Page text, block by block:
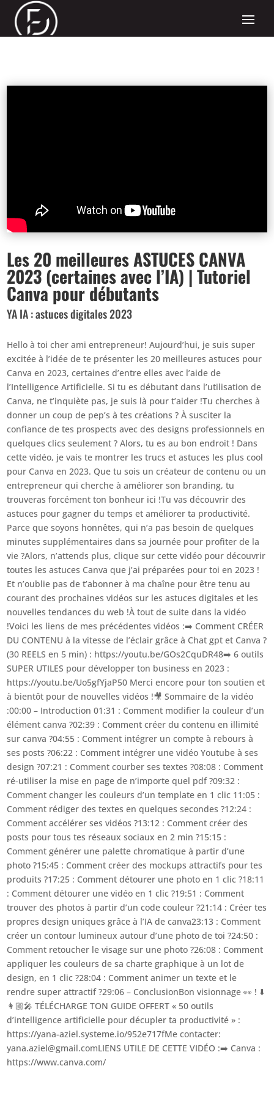
Les 20 meilleures ASTUCES CANVA
2023 (certaines avec l’IA) | Tutoriel
Canva pour débutants
YA IA : astuces digitales 2023
Hello à toi cher ami entrepreneur! Aujourd’hui, je suis super
excitée à l’idée de te présenter les 20 meilleures astuces pour
Canva en 2023, certaines d’entre elles avec l’aide de
l’Intelligence Artificielle. Si tu es débutant dans l’utilisation de
Canva, ne t’inquiète pas, je suis là pour t’aider !Tu cherches à
donner un coup de pep’s à tes créations ? À susciter la
confiance de tes prospects avec des designs professionnels en
quelques clics seulement ? Alors, tu es au bon endroit ! Dans
cette vidéo, je vais te montrer les trucs et astuces les plus cool
pour Canva en 2023. Que tu sois un créateur de contenu ou un
entrepreneur qui cherche à améliorer son branding, tu
trouveras forcément ton bonheur ici !Tu vas découvrir des
astuces pour gagner du temps et améliorer ta productivité.
Parce que soyons honnêtes, qui n’a pas besoin de quelques
minutes supplémentaires dans sa journée pour profiter de la
vie ?Alors, n’attends plus, clique sur cette vidéo pour découvrir
toutes les astuces Canva que j’ai préparées pour toi en 2023 !
Et n’oublie pas de t’abonner à ma chaîne pour être tenu au
courant des prochaines vidéos sur les astuces digitales et les
nouvelles tendances du web !À tout de suite dans la vidéo
!Voici les liens de mes précédentes vidéos :➡️ Comment CRÉER
DU CONTENU à la vitesse de l’éclair grâce à Chat gpt et Canva ?
(30 REELS en 5 min) : https://youtu.be/GOs2CquDR48➡️ 6 outils
SUPER UTILES pour développer ton business en 2023 :
https://youtu.be/Uo5gfYjaP50 Merci encore pour ton soutien et
à bientôt pour de nouvelles vidéos !🎥 Sommaire de la vidéo
:00:00 – Introduction 01:31 : Comment modifier la couleur d’un
élément canva ?02:39 : Comment créer du contenu en illimité
sur canva ?04:55 : Comment intégrer un compte à rebours à
ses posts ?06:22 : Comment intégrer une vidéo Youtube à ses
design ?07:21 : Comment courber ses textes ?08:08 : Comment
ré-utiliser la mise en page de n’importe quel pdf ?09:32 :
Comment changer les couleurs d’un template en 1 clic 11:05 :
Comment rédiger des textes en quelques secondes ?12:24 :
Comment accélérer ses vidéos ?13:12 : Comment créer des
posts pour tous tes réseaux sociaux en 2 min ?15:15 :
Comment générer une palette chromatique à partir d’une
photo ?15:45 : Comment créer des mockups attractifs pour tes
produits ?17:25 : Comment détourer une photo en 1 clic ?18:11
: Comment détourer une vidéo en 1 clic ?19:51 : Comment
trouver des photos à partir d’un code couleur ?21:14 : Créer tes
propres design uniques grâce à l’IA de canva23:13 : Comment
créer un contour lumineux autour d’une photo de toi ?24:50 :
Comment retoucher le visage sur une photo ?26:08 : Comment
appliquer les couleurs de sa charte graphique à un lot de
design, en 1 clic ?28:04 : Comment animer un texte et le
rendre super attractif ?29:06 – ConclusionBon visionnage 👀 ! ⬇️
👩🏼‍🎤 TÉLÉCHARGE TON GUIDE OFFERT « 50 outils
d’intelligence artificielle pour décupler ta productivité » :
https://yana-aziel.systeme.io/952e717fMe contacter:
yana.aziel@gmail.comLIENS UTILE DE CETTE VIDÉO :➡️ Canva :
https://www.canva.com/